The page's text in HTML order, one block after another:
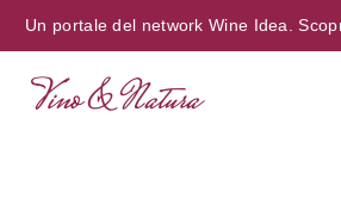
Un portale del network Wine Idea.